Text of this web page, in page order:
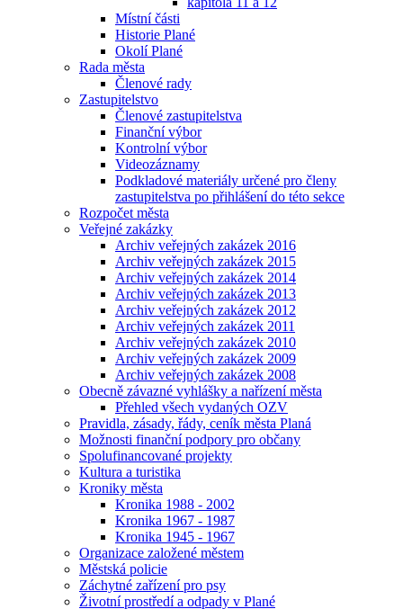
Místní části
Historie Plané
Okolí Plané
Rada města
Členové rady
Zastupitelstvo
Členové zastupitelstva
Finanční výbor
Kontrolní výbor
Videozáznamy
Podkladové materiály určené pro členy
zastupitelstva po přihlášení do této sekce
Rozpočet města
Veřejné zakázky
Archiv veřejných zakázek 2016
Archiv veřejných zakázek 2015
Archiv veřejných zakázek 2014
Archiv veřejných zakázek 2013
Archiv veřejných zakázek 2012
Archiv veřejných zakázek 2011
Archiv veřejných zakázek 2010
Archiv veřejných zakázek 2009
Archiv veřejných zakázek 2008
Obecně závazné vyhlášky a nařízení města
Přehled všech vydaných OZV
Pravidla, zásady, řády, ceník města Planá
Možnosti finanční podpory pro občany
Spolufinancované projekty
Kultura a turistika
Kroniky města
Kronika 1988 - 2002
Kronika 1967 - 1987
Kronika 1945 - 1967
Organizace založené městem
Městská policie
Záchytné zařízení pro psy
Životní prostředí a odpady v Plané